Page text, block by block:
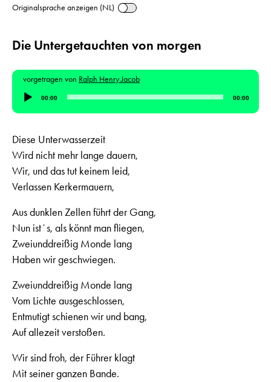
Originalsprache anzeigen (NL)
Die Untergetauchten von morgen
vorgetragen von Ralph Henry Jacob
Audio-
Player
00:00 00:00
Diese Unterwasserzeit
Wird nicht mehr lange dauern,
Wir, und das tut keinem leid,
Verlassen Kerkermauern,
Aus dunklen Zellen führt der Gang,
Nun istʼs, als könnt man fliegen,
Zweiunddreißig Monde lang
Haben wir geschwiegen.
Zweiunddreißig Monde lang
Vom Lichte ausgeschlossen,
Entmutigt schienen wir und bang,
Auf allezeit verstoßen.
Wir sind froh, der Führer klagt
Mit seiner ganzen Bande.